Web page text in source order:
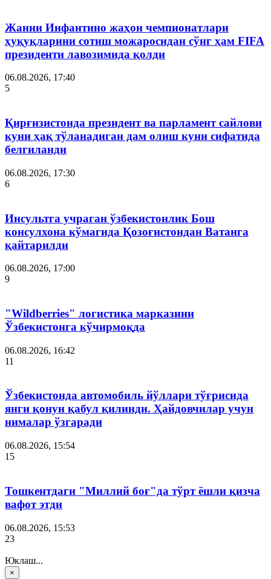
Жанни Инфантино жаҳон чемпионатлари
ҳуқуқларини сотиш можаросидан сўнг ҳам FIFA
президенти лавозимида қолди
06.08.2026, 17:40
5
Қирғизистонда президент ва парламент сайлови
куни ҳақ тўланадиган дам олиш куни сифатида
белгиланди
06.08.2026, 17:30
6
Инсультга учраган ўзбекистонлик Бош
консулхона кўмагида Қозоғистондан Ватанга
қайтарилди
06.08.2026, 17:00
9
"Wildberries" логистика марказини
Ўзбекистонга кўчирмоқда
06.08.2026, 16:42
11
Ўзбекистонда автомобиль йўллари тўғрисида
янги қонун қабул қилинди. Ҳайдовчилар учун
нималар ўзгаради
06.08.2026, 15:54
15
Тошкентдаги "Миллий боғ"да тўрт ёшли қизча
вафот этди
06.08.2026, 15:53
23
Юклаш...
×